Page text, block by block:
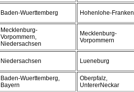
Baden-Wuerttemberg Hohenlohe-Franken
Mecklenburg-
Vorpommern,
Niedersachsen
Mecklenburg-
Vorpommern
Niedersachsen Lueneburg
Baden-Wuerttemberg,
Bayern
Oberpfalz,
UntererNeckar